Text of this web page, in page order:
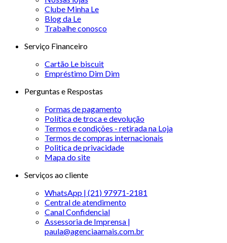
Clube Minha Le
Blog da Le
Trabalhe conosco
Serviço Financeiro
Cartão Le biscuit
Empréstimo Dim Dim
Perguntas e Respostas
Formas de pagamento
Política de troca e devolução
Termos e condições - retirada na Loja
Termos de compras internacionais
Politica de privacidade
Mapa do site
Serviços ao cliente
WhatsApp | (21) 97971-2181
Central de atendimento
Canal Confidencial
Assessoria de Imprensa |
paula@agenciaamais.com.br